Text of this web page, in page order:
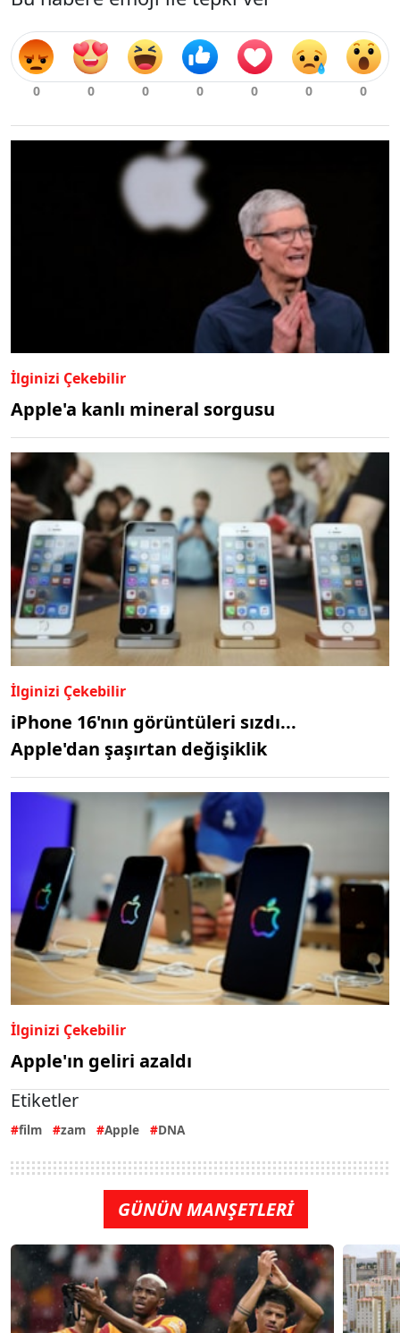
İlginizi Çekebilir
Apple'a kanlı mineral sorgusu
İlginizi Çekebilir
iPhone 16'nın görüntüleri sızdı...
Apple'dan şaşırtan değişiklik
İlginizi Çekebilir
Apple'ın geliri azaldı
Etiketler
film zam Apple DNA
GÜNÜN MANŞETLERİ